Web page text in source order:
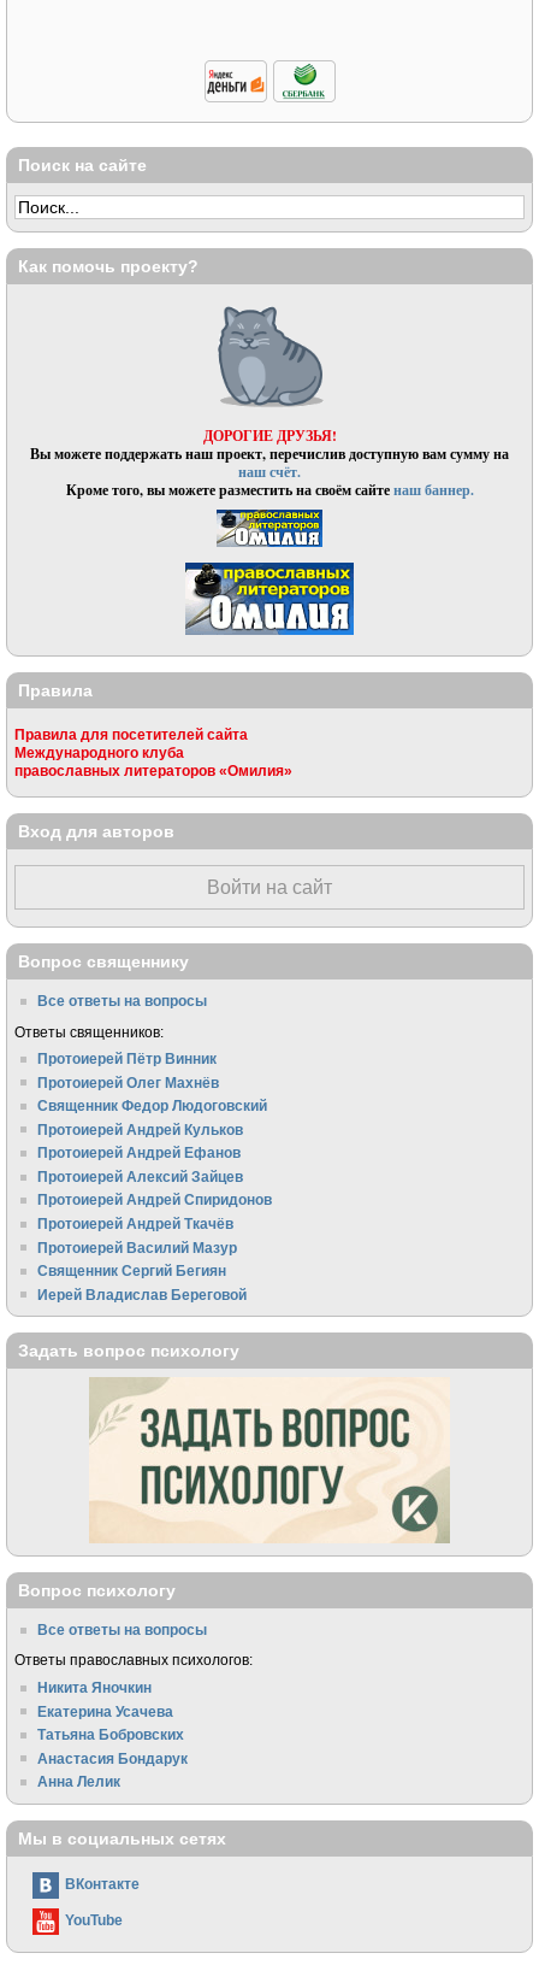
Поиск на сайте
Как помочь проекту?
ДОРОГИЕ ДРУЗЬЯ!
Вы можете поддержать наш проект, перечислив доступную вам сумму на
наш счёт.
Кроме того, вы можете разместить на своём сайтенаш баннер.
Правила
Правила для посетителей сайта
Международного клуба
православных литераторов «Омилия»
Вход для авторов
Войти на сайт
Вопрос священнику
Все ответы на вопросы
Ответы священников:
Протоиерей Пётр Винник
Протоиерей Олег Махнёв
Священник Федор Людоговский
Протоиерей Андрей Кульков
Протоиерей Андрей Ефанов
Протоиерей Алексий Зайцев
Протоиерей Андрей Спиридонов
Протоиерей Андрей Ткачёв
Протоиерей Василий Мазур
Священник Сергий Бегиян
Иерей Владислав Береговой
Задать вопрос психологу
Вопрос психологу
Все ответы на вопросы
Ответы православных психологов:
Никита Яночкин
Екатерина Усачева
Татьяна Бобровских
Анастасия Бондарук
Анна Лелик
Мы в социальных сетях
ВКонтакте
YouTube